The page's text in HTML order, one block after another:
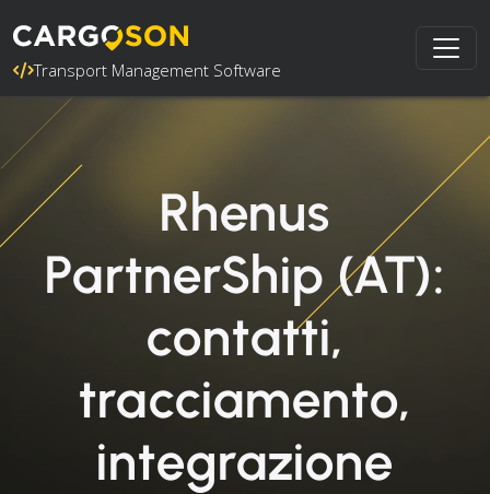
Transport Management Software
Rhenus
PartnerShip (AT):
contatti,
tracciamento,
integrazione